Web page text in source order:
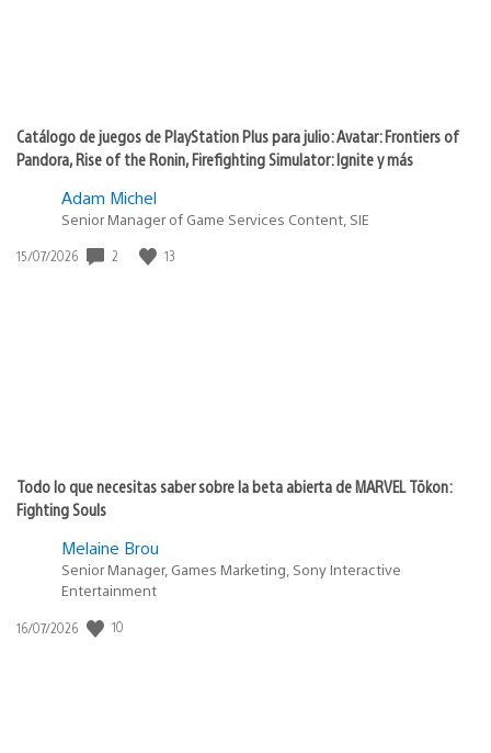
Catálogo de juegos de PlayStation Plus para julio: Avatar: Frontiers of
Pandora, Rise of the Ronin, Firefighting Simulator: Ignite y más
Adam Michel
Senior Manager of Game Services Content, SIE
Fecha
15/07/2026 2 13
Todo lo que necesitas saber sobre la beta abierta de MARVEL Tōkon:
Fighting Souls
Melaine Brou
Senior Manager, Games Marketing, Sony Interactive
Entertainment
Fecha
16/07/2026 10